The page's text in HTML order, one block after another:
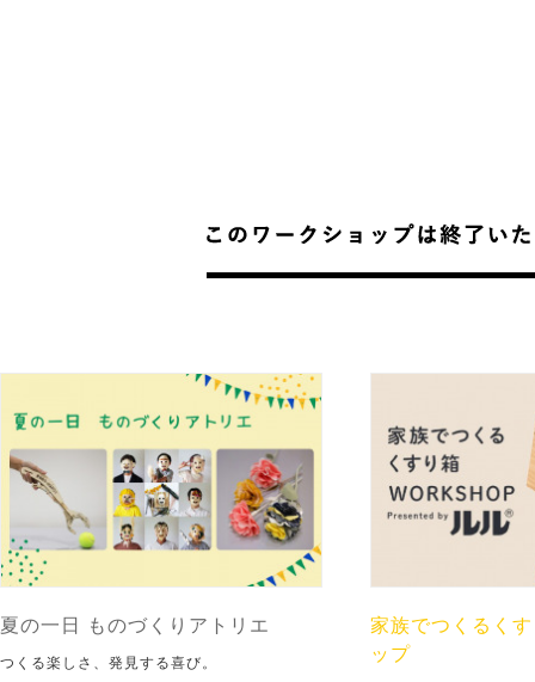
夏の一日 ものづくりアトリエ
つくる楽しさ、発見する喜び。
家族でつくるく
ップ